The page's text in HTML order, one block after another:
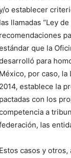
o establecer
las llamadas “Ley
recomendaciones
que la
para
México, por caso, la
2014, establece la
pactadas con los
a
las
Estos casos y